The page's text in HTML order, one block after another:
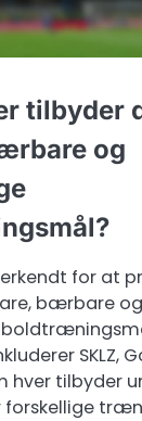
tilbyder
og
for at
bærbare og
SKLZ,
hver tilbyder